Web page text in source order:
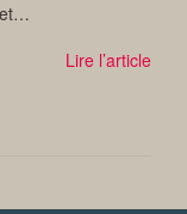
Lire l’article